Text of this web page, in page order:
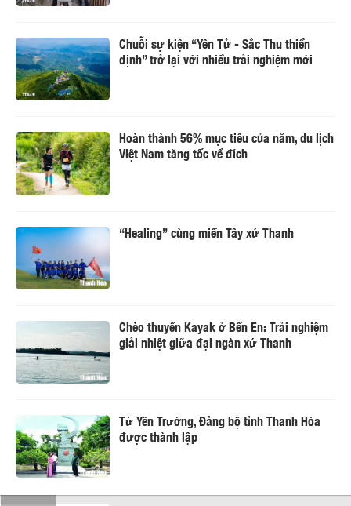
Chuỗi sự kiện “Yên Tử - Sắc Thu thiền
định” trở lại với nhiều trải nghiệm mới
Hoàn thành 56% mục tiêu của năm, du lịch
Việt Nam tăng tốc về đích
“Healing” cùng miền Tây xứ Thanh
Chèo thuyền Kayak ở Bến En: Trải nghiệm
giải nhiệt giữa đại ngàn xứ Thanh
Từ Yên Trường, Đảng bộ tỉnh Thanh Hóa
được thành lập